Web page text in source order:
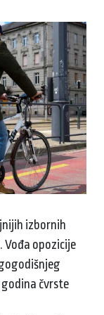
izbornih
opozicije
čvrste